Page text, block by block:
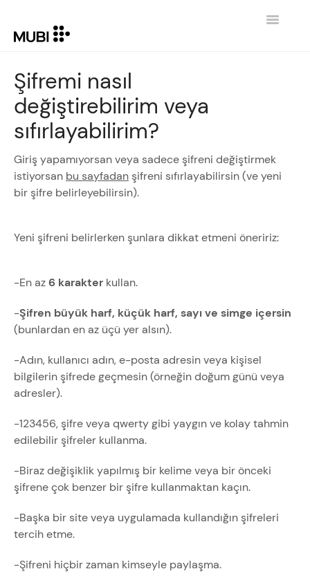
Toggle
GİRİŞE DÖN MUBI.COM
Şifremi nasıl
değiştirebilirim veya
sıfırlayabilirim?
Giriş yapamıyorsan veya sadece şifreni değiştirmek
istiyorsan bu sayfadan şifreni sıfırlayabilirsin (ve yeni
bir şifre belirleyebilirsin).
Yeni şifreni belirlerken şunlara dikkat etmeni öneririz:
-En az6 karakter kullan.
-Şifren büyük harf, küçük harf, sayı ve simge içersin
(bunlardan en az üçü yer alsın).
-Adın, kullanıcı adın, e-posta adresin veya kişisel
bilgilerin şifrede geçmesin (örneğin doğum günü veya
adresler).
-123456, şifre veya qwerty gibi yaygın ve kolay tahmin
edilebilir şifreler kullanma.
-Biraz değişiklik yapılmış bir kelime veya bir önceki
şifrene çok benzer bir şifre kullanmaktan kaçın.
-Başka bir site veya uygulamada kullandığın şifreleri
tercih etme.
-Şifreni hiçbir zaman kimseyle paylaşma.